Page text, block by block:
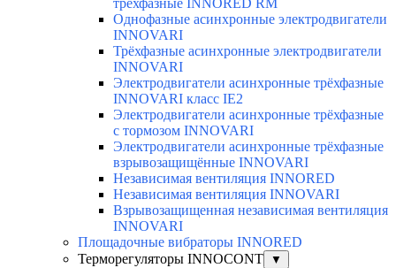
трёхфазные INNORED RM
Однофазные асинхронные электродвигатели
INNOVARI
Трёхфазные асинхронные электродвигатели
INNOVARI
Электродвигатели асинхронные трёхфазные
INNOVARI класс IE2
Электродвигатели асинхронные трёхфазные
с тормозом INNOVARI
Электродвигатели асинхронные трёхфазные
взрывозащищённые INNOVARI
Независимая вентиляция INNORED
Независимая вентиляция INNOVARI
Взрывозащищенная независимая вентиляция
INNOVARI
Площадочные вибраторы INNORED
Терморегуляторы INNOCONT
▼